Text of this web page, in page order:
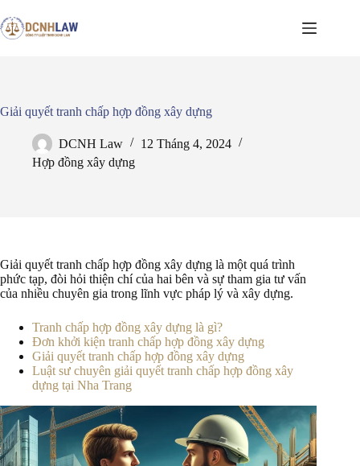
đến
phần
Giải quyết tranh chấp hợp đồng xây dựng
DCNH Law
12 Tháng 4, 2024
Hợp đồng xây dựng
Giải quyết tranh chấp hợp đồng xây dựng là một quá trình
phức tạp, đòi hỏi thiện chí của hai bên và sự tham gia tư vấn
của nhiều chuyên gia trong lĩnh vực pháp lý và xây dựng.
Tranh chấp hợp đồng xây dựng là gì?
Đơn khởi kiện tranh chấp hợp đồng xây dựng
Giải quyết tranh chấp hợp đồng xây dựng
Luật sư chuyên giải quyết tranh chấp hợp đồng xây
dựng tại Nha Trang